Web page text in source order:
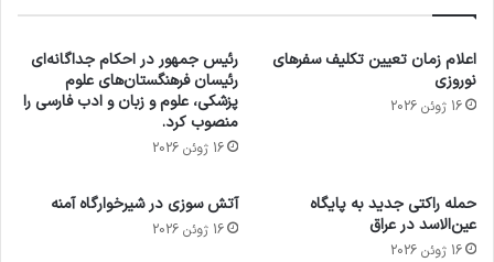
اعلام زمان تعیین تکلیف سفرهای
نوروزی
16 ژوئن 2026
رئیس جمهور در احکام جداگانه‌ای
رئیسان فرهنگستان‌های علوم
پزشکی، علوم و زبان و ادب فارسی را
منصوب کرد.
16 ژوئن 2026
حمله راکتی جدید به پایگاه
عین‌الاسد در عراق
16 ژوئن 2026
آتش سوزی در شیرخوارگاه آمنه
16 ژوئن 2026